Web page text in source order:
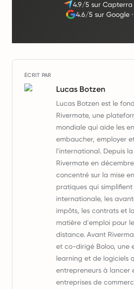
4.9/5 sur Capterra
4.6/5 sur Google·
ÉCRIT PAR
Lucas Botzen
Lucas Botzen est le
Rivermate, une
mondiale qui aide les
embaucher, employer
l'international. Depuis
Rivermate en décembre
concentré sur la mise
pratiques qui
internationale, les
impôts, les contrats et
matière d'emploi pour
distance. Avant
et co-dirigé Boloo, une
learning et de logiciels
entrepreneurs à lancer
entreprises de